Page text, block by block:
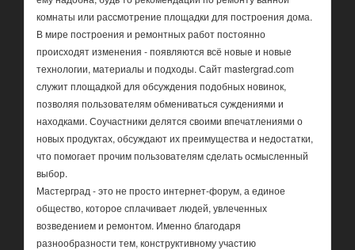
комнаты или рассмотрение площадки для построения дома.
В мире построения и ремонтных работ постоянно
происходят изменения - появляются всё новые и новые
технологии, материалы и подходы. Сайт mastergrad.com
служит площадкой для обсуждения подобных новинок,
позволяя пользователям обмениваться суждениями и
находками. Соучастники делятся своими впечатлениями о
новых продуктах, обсуждают их преимущества и недостатки,
что помогает прочим пользователям сделать осмысленный
выбор.
Мастерград - это не просто интернет-форум, а единое
общество, которое сплачивает людей, увлеченных
возведением и ремонтом. Именно благодаря
разнообразности тем, конструктивному участию